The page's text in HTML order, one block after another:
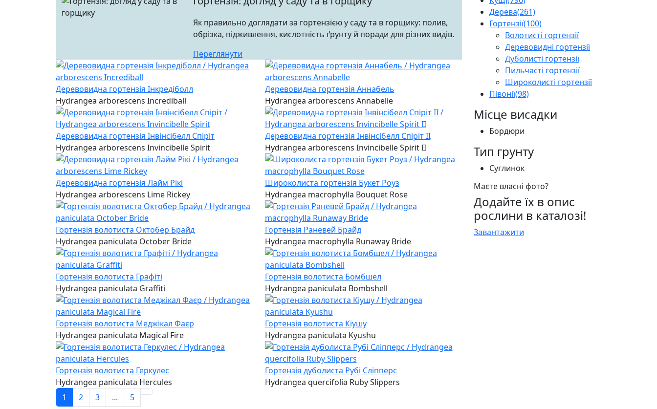
Як правильно доглядати за гортензією у саду та в горщику: полив,
обрізка, підживлення, кислотність ґрунту й поради для різних видів.
Переглянути
Деревовидна гортензія Інкредіболл
Hydrangea arborescens Incrediball
Деревовидна гортензія Аннабель
Hydrangea arborescens Annabelle
Деревовидна гортензія Інвінсібелл Спіріт
Hydrangea arborescens Invincibelle Spirit
Деревовидна гортензія Інвінсібелл Спіріт II
Hydrangea arborescens Invincibelle Spirit II
Деревовидна гортензія Лайм Рікі
Hydrangea arborescens Lime Rickey
Широколиста гортензія Букет Роуз
Hydrangea macrophylla Bouquet Rose
Гортензія волотиста Октобер Брайд
Hydrangea paniculata October Bride
Гортензія Раневей Брайд
Hydrangea macrophylla Runaway Bride
Гортензія волотиста Графіті
Hydrangea paniculata Graffiti
Гортензія волотиста Бомбшел
Hydrangea paniculata Bombshell
Гортензія волотиста Меджікал Фаєр
Hydrangea paniculata Magical Fire
Гортензія волотиста Кіушу
Hydrangea paniculata Kyushu
Гортензія волотиста Геркулес
Hydrangea paniculata Hercules
Гортензія дуболиста Рубі Сліпперс
Hydrangea quercifolia Ruby Slippers
1
2 3 ... 5
Дерева(261)
Гортензії(100)
Волотисті гортензії
Деревовидні гортензії
Дуболисті гортензії
Пильчасті гортензії
Широколисті гортензії
Півонії(98)
Місце висадки
Бордюри
Тип грунту
Суглинок
Маєте власні фото?
Додайте їх в опис
рослини в каталозі!
Завантажити